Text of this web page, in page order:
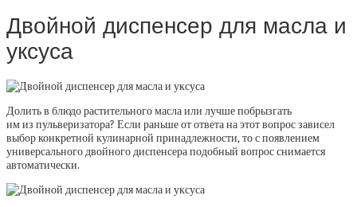
Двойной диспенсер для масла и
уксуса
Долить в блюдо растительного масла или лучше побрызгать
им из пульверизатора? Если раньше от ответа на этот вопрос зависел
выбор конкретной кулинарной принадлежности, то с появлением
универсального двойного диспенсера подобный вопрос снимается
автоматически.